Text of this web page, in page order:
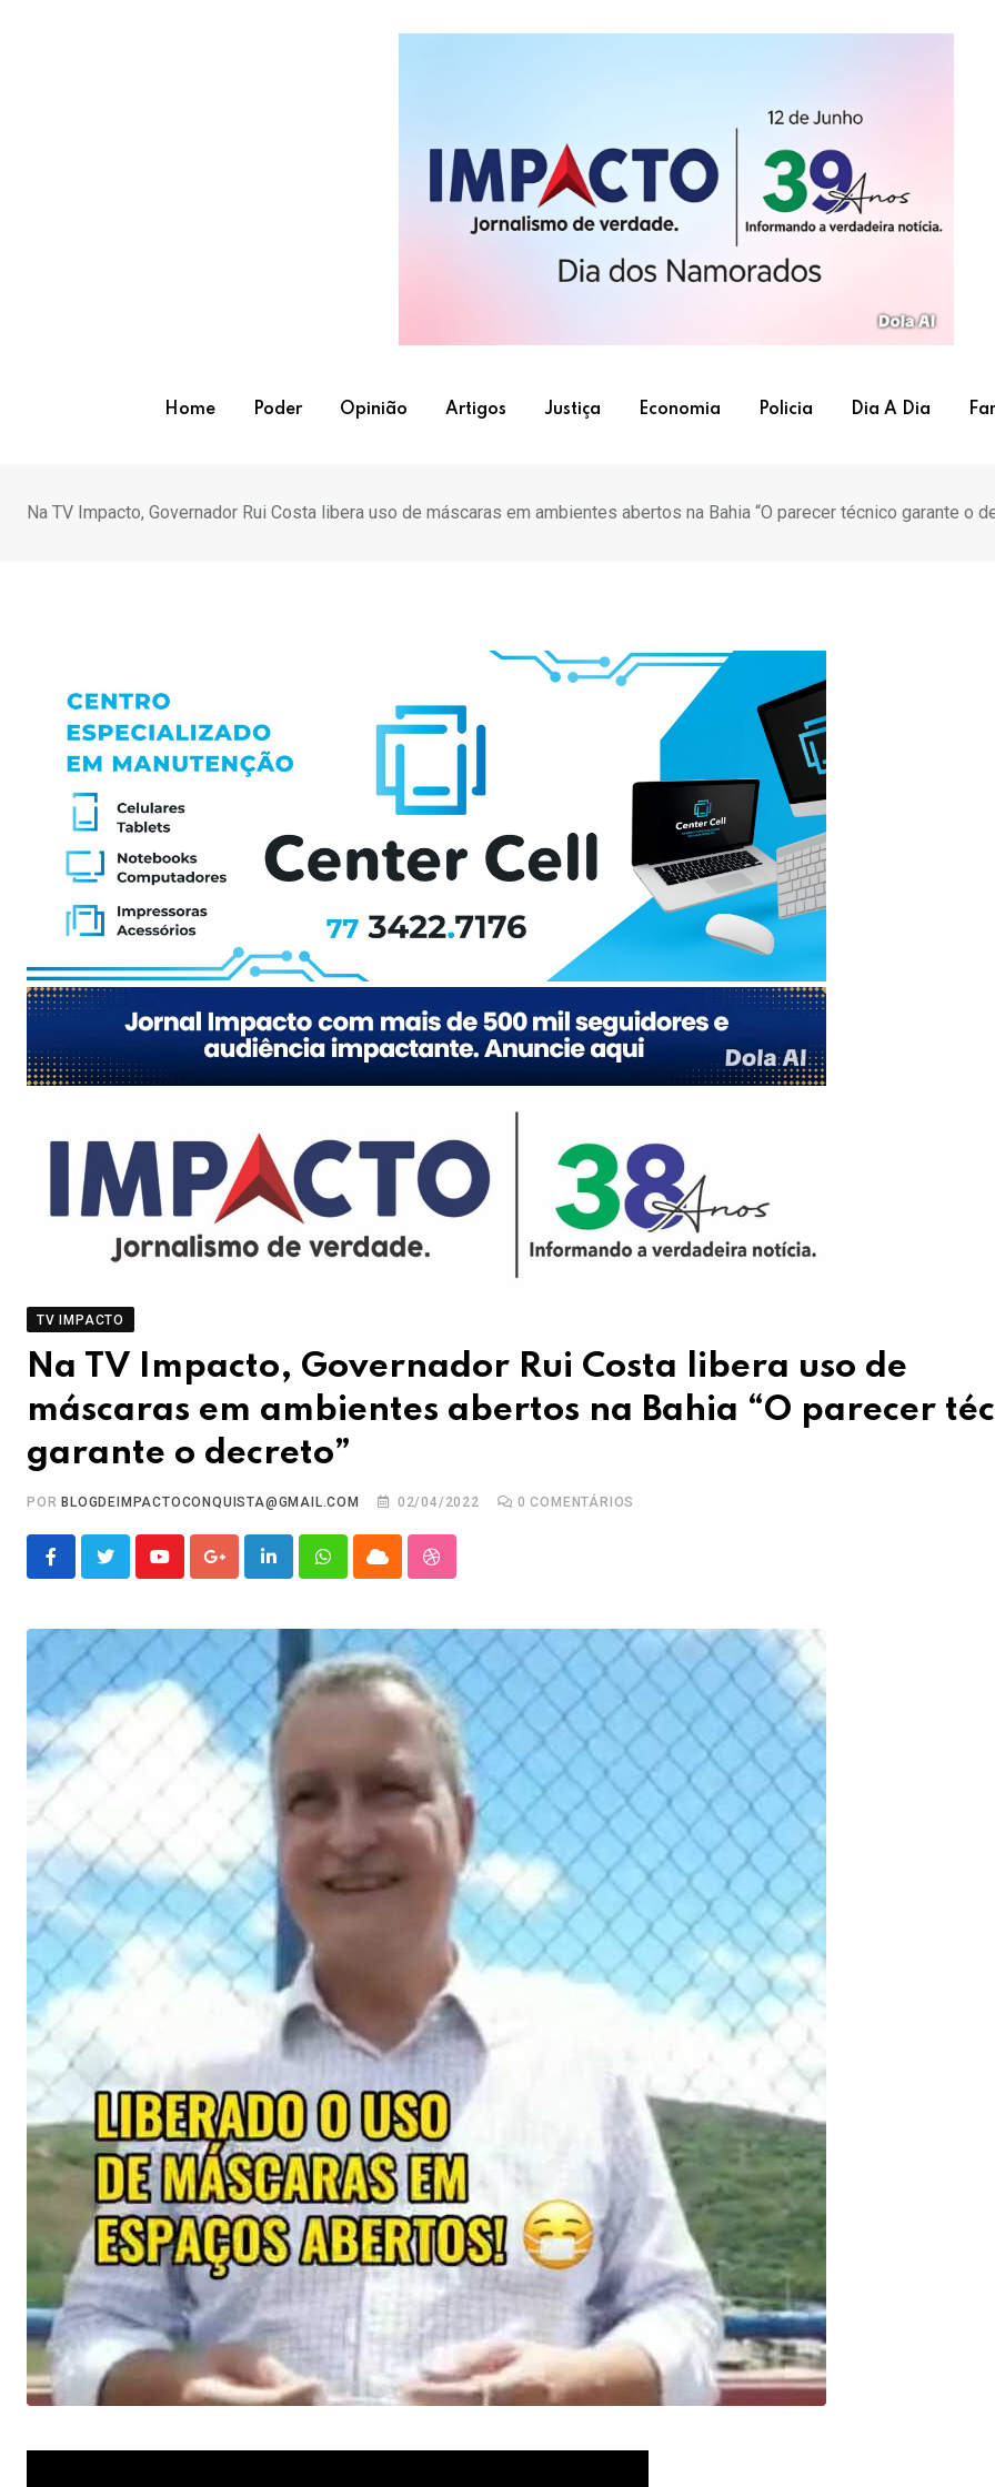
Home Poder Opinião Artigos Justiça Economia Policia Dia A Dia
Na TV Impacto, Governador Rui Costa libera uso de máscaras em ambientes abertos na Bahia “O parecer técnico garante o
TV IMPACTO
Na TV Impacto, Governador Rui Costa libera uso de
máscaras em ambientes abertos na Bahia “O parecer
garante o decreto”
POR BLOGDEIMPACTOCONQUISTA@GMAIL.COM 02/04/2022 0 COMENTÁRIOS
YoutubeGoogle+LinkedInWhatsappCloud StumbleUpon